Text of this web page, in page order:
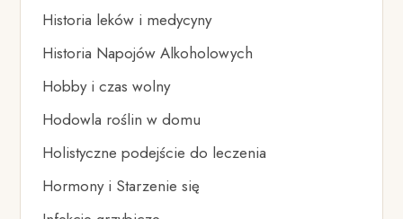
Historia leków i medycyny
Historia Napojów Alkoholowych
Hobby i czas wolny
Hodowla roślin w domu
Holistyczne podejście do leczenia
Hormony i Starzenie się